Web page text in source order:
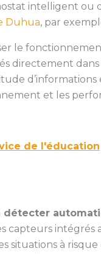
intelligent ou
Duhua, par
le
directement dans
d’informations
et les
de l'éducation
détecter
capteurs intégrés
situations à risque